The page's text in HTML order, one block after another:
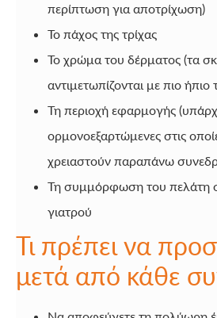
περίπτωση για αποτρίχωση)
Το πάχος της τρίχας
Το χρώμα του δέρματος (τα
αντιμετωπίζονται με πιο ήπιο
Τη περιοχή εφαρμογής
ορμονοεξαρτώμενες στις
χρειαστούν παραπάνω
Τη συμμόρφωση του πελάτη
γιατρού
Τι πρέπει να
μετά από κάθε